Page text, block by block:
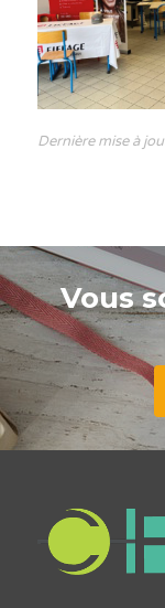
Dernière mise à
Vous